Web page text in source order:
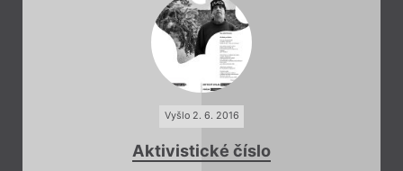
Vyšlo 2. 6. 2016
Aktivistické číslo